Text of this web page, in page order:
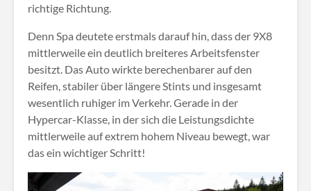
richtige Richtung.
Denn Spa deutete erstmals darauf hin, dass der 9X8
mittlerweile ein deutlich breiteres Arbeitsfenster
besitzt. Das Auto wirkte berechenbarer auf den
Reifen, stabiler über längere Stints und insgesamt
wesentlich ruhiger im Verkehr. Gerade in der
Hypercar-Klasse, in der sich die Leistungsdichte
mittlerweile auf extrem hohem Niveau bewegt, war
das ein wichtiger Schritt!